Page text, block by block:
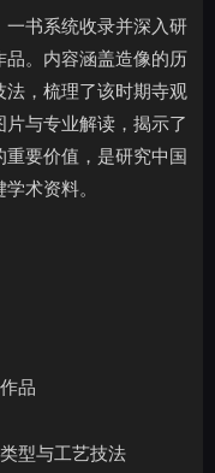
一书系统收录并深入研
品。内容涵盖造像的历
法，梳理了该时期寺观
与专业解读，揭示了
要价值，是研究中国
术资料。
品
型与工艺技法